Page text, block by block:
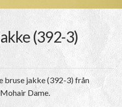
(392-3)
bruse jakke (392-3) från
Dame.